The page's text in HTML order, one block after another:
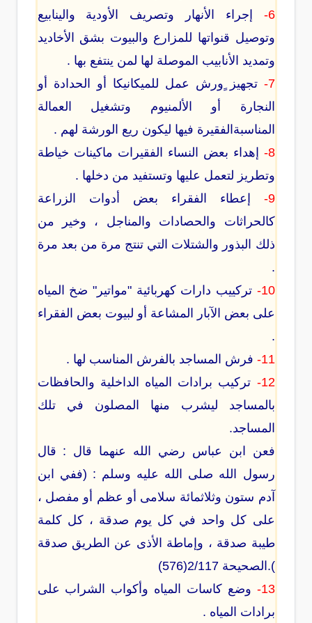
6-
إجراء الأنهار وتصريف الأودية والينابيع
وتوصيل قنواتها للمزارع والبيوت بشق الأخاديد
وتمديد الأنابيب الموصلة لها لمن ينتفع بها .
7-
تجهيز ٍورش عمل للميكانيكا أو الحدادة أو
النجارة أو الألمنيوم وتشغيل العمالة
المناسبةالفقيرة فيها ليكون ريع الورشة لهم .
8-
إهداء بعض النساء الفقيرات ماكينات خياطة
وتطريز لتعمل عليها وتستفيد من دخلها .
9-
إعطاء الفقراء بعض أدوات الزراعة
كالحراثات والحصادات والمناجل ، وخير من
ذلك البذور والشتلات التي تنتج مرة من بعد مرة
.
10-
تركييب دارات كهربائية "مواتير" ضخ المياه
على بعض الآبار المشاعة أو لبيوت بعض الفقراء
.
11- فرش المساجد بالفرش المناسب لها .
12-
تركيب برادات المياه الداخلية والحافظات
بالمساجد ليشرب منها المصلون في تلك
المساجد.
فعن ابن عباس رضي الله عنهما قال : قال
رسول الله صلى الله عليه وسلم : (ففي ابن
آدم ستون وثلاثمائة سلامى أو عظم أو مفصل ،
على كل واحد في كل يوم صدقة ، كل كلمة
طيبة صدقة ، وإماطة الأذى عن الطريق صدقة
).الصحيحة 2/117(576)
13-
وضع كاسات المياه وأكواب الشراب على
برادات المياه .